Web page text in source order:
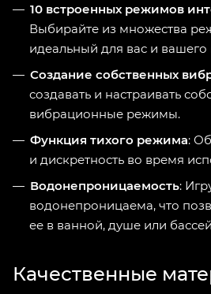
10 встроенных режимов
Выбирайте из множества
идеальный для вас и вашего
Создание собственных
создавать и настраивать
вибрационные режимы.
Функция тихого режима:
и дискретность во время
Водонепроницаемость:
водонепроницаема, что
ее в ванной, душе или
Качественные